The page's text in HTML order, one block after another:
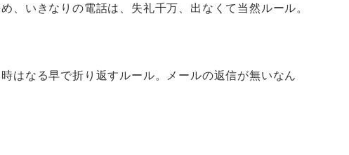
、いきなりの電話は、失礼千万、出なくて当然ルール。
はなる早で折り返すルール。メールの返信が無いなん